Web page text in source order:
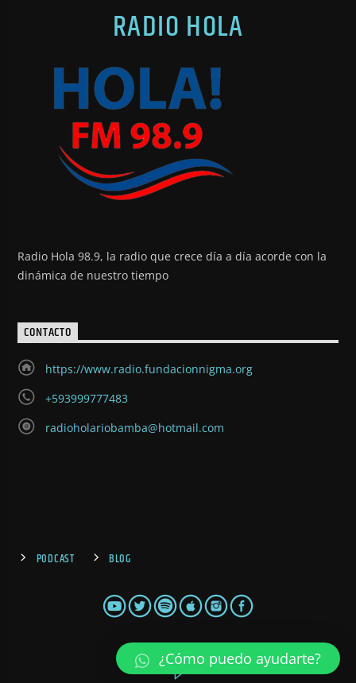
RADIO HOLA
Radio Hola 98.9, la radio que crece día a día acorde con la
dinámica de nuestro tiempo
CONTACTO
https://www.radio.fundacionnigma.org
+593999777483
radioholariobamba@hotmail.com
PODCAST BLOG
¿Cómo puedo ayudarte?